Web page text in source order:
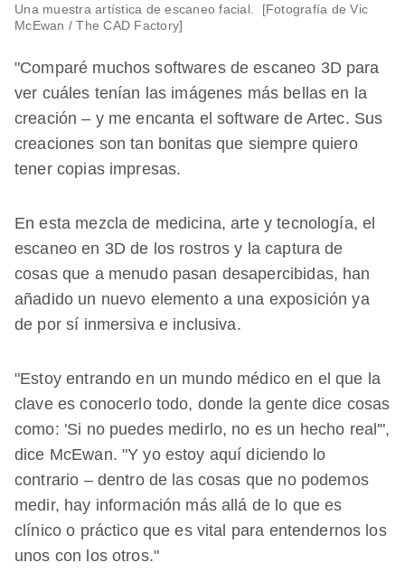
Una muestra artística de escaneo facial. [Fotografía de Vic
McEwan / The CAD Factory]
"Comparé muchos softwares de escaneo 3D para
ver cuáles tenían las imágenes más bellas en la
creación – y me encanta el software de Artec. Sus
creaciones son tan bonitas que siempre quiero
tener copias impresas.
En esta mezcla de medicina, arte y tecnología, el
escaneo en 3D de los rostros y la captura de
cosas que a menudo pasan desapercibidas, han
añadido un nuevo elemento a una exposición ya
de por sí inmersiva e inclusiva.
"Estoy entrando en un mundo médico en el que la
clave es conocerlo todo, donde la gente dice cosas
como: 'Si no puedes medirlo, no es un hecho real'",
dice McEwan. "Y yo estoy aquí diciendo lo
contrario – dentro de las cosas que no podemos
medir, hay información más allá de lo que es
clínico o práctico que es vital para entendernos los
unos con los otros."